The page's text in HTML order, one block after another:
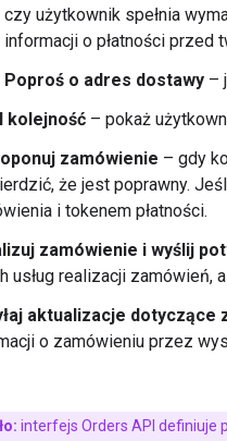
czy użytkownik spełnia
informacji o płatności przed
Poproś o adres dostawy –
kolejność – pokaż
zamówienie – gdy
że jest poprawny.
i tokenem płatności.
zamówienie i wyślij
usług realizacji
aktualizacje dotyczące
o zamówieniu przez
interfejs Orders API definiuje